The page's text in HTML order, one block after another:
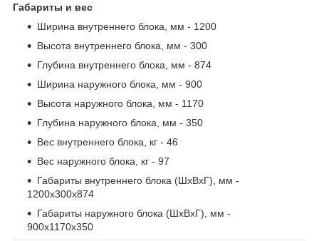
Габариты и вес
Ширина внутреннего блока, мм - 1200
Высота внутреннего блока, мм - 300
Глубина внутреннего блока, мм - 874
Ширина наружного блока, мм - 900
Высота наружного блока, мм - 1170
Глубина наружного блока, мм - 350
Вес внутреннего блока, кг - 46
Вес наружного блока, кг - 97
Габариты внутреннего блока (ШxВxГ), мм -
1200x300x874
Габариты наружного блока (ШxВxГ), мм -
900x1170x350